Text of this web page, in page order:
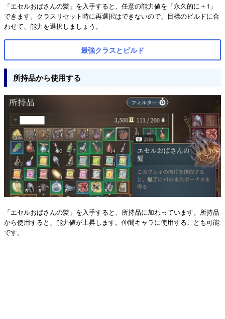
「エセルおばさんの髪」を入手すると、任意の能力値を「永久的に＋1」
できます。クラスリセット時に再選択はできないので、目標のビルドに合
わせて、能力を選択しましょう。
最強クラスとビルド
所持品から使用する
「エセルおばさんの髪」を入手すると、所持品に加わっています。所持品
から使用すると、能力値が上昇します。仲間キャラに使用することも可能
です。